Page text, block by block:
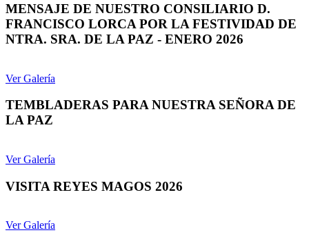
MENSAJE DE NUESTRO CONSILIARIO D.
FRANCISCO LORCA POR LA FESTIVIDAD DE
NTRA. SRA. DE LA PAZ - ENERO 2026
Ver Galería
TEMBLADERAS PARA NUESTRA SEÑORA DE
LA PAZ
Ver Galería
VISITA REYES MAGOS 2026
Ver Galería